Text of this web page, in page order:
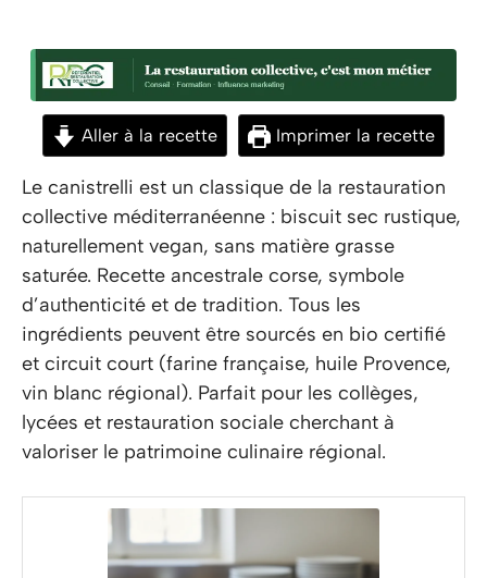
Aller à la recette Imprimer la recette
Le canistrelli est un classique de la restauration
collective méditerranéenne : biscuit sec rustique,
naturellement vegan, sans matière grasse
saturée. Recette ancestrale corse, symbole
d’authenticité et de tradition. Tous les
ingrédients peuvent être sourcés en bio certifié
et circuit court (farine française, huile Provence,
vin blanc régional). Parfait pour les collèges,
lycées et restauration sociale cherchant à
valoriser le patrimoine culinaire régional.